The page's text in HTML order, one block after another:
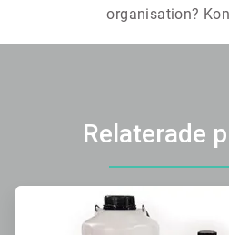
organisation?
Relaterade
ArticleTile